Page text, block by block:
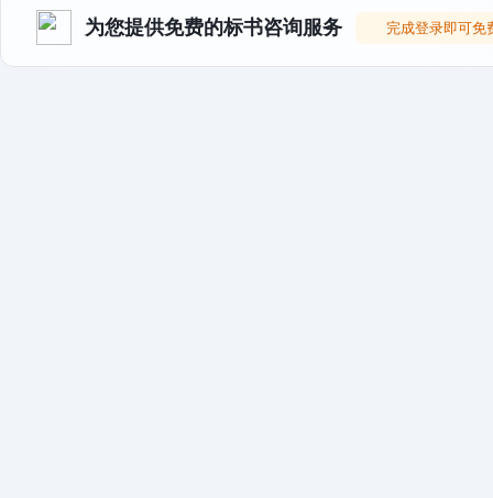
为您提供免费的标书咨询服务 完成登录即可免